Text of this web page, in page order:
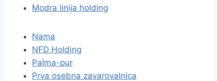
Modra linija holding
Nama
NFD Holding
Palma-pur
Prva osebna zavarovalnica